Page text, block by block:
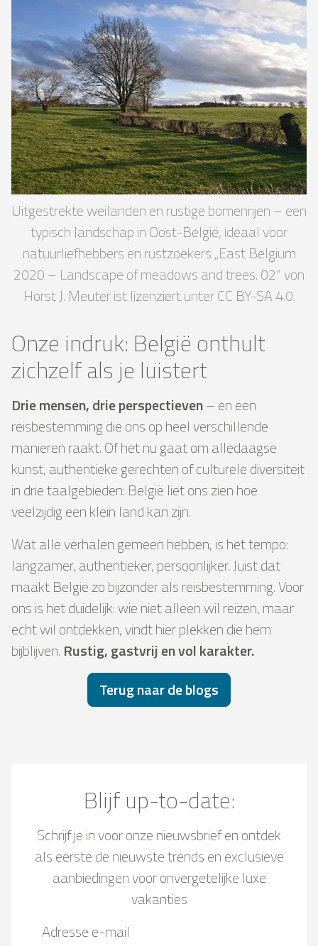
Uitgestrekte weilanden en rustige bomenrijen – een
typisch landschap in Oost-België, ideaal voor
natuurliefhebbers en rustzoekers „East Belgium
2020 – Landscape of meadows and trees. 02“ von
Horst J. Meuter ist lizenziert unter CC BY-SA 4.0.
Onze indruk: België onthult
zichzelf als je luistert
Drie mensen, drie perspectieven– en een
reisbestemming die ons op heel verschillende
manieren raakt. Of het nu gaat om alledaagse
kunst, authentieke gerechten of culturele diversiteit
in drie taalgebieden: België liet ons zien hoe
veelzijdig een klein land kan zijn.
Wat alle verhalen gemeen hebben, is het tempo:
langzamer, authentieker, persoonlijker. Juist dat
maakt België zo bijzonder als reisbestemming. Voor
ons is het duidelijk: wie niet alleen wil reizen, maar
echt wil ontdekken, vindt hier plekken die hem
bijblijven. Rustig, gastvrij en vol karakter.
Terug naar de blogs
Blijf up-to-date:
Schrijf je in voor onze nieuwsbrief en ontdek
als eerste de nieuwste trends en exclusieve
aanbiedingen voor onvergetelijke luxe
vakanties
Adresse e-mail